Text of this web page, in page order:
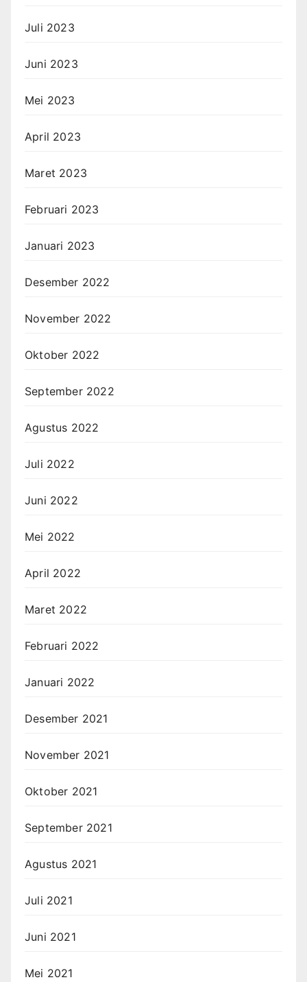
Juli 2023
Juni 2023
Mei 2023
April 2023
Maret 2023
Februari 2023
Januari 2023
Desember 2022
November 2022
Oktober 2022
September 2022
Agustus 2022
Juli 2022
Juni 2022
Mei 2022
April 2022
Maret 2022
Februari 2022
Januari 2022
Desember 2021
November 2021
Oktober 2021
September 2021
Agustus 2021
Juli 2021
Juni 2021
Mei 2021